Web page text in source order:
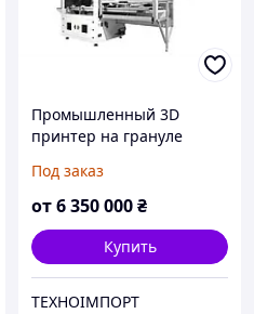
Промышленный 3D
принтер на грануле
FP
Под заказ
от6 350 000₴
Купить
ТЕХНОІМПОРТ